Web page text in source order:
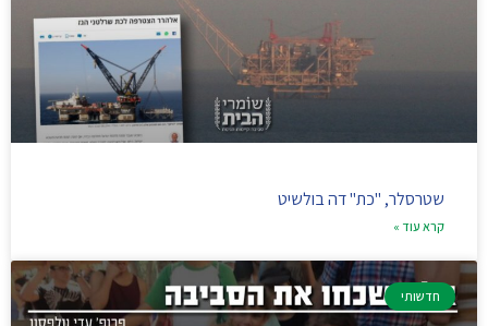
שטרסלר, "כת" דה בולשיט
קרא עוד »
חדשותי